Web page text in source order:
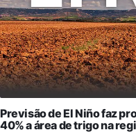
Previsão de El Niño faz
40% a área de trigo na